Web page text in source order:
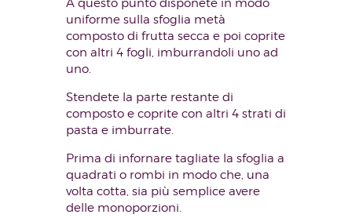
A questo punto disponete in modo
uniforme sulla sfoglia metà
composto di frutta secca e poi coprite
con altri 4 fogli, imburrandoli uno ad
uno.
Stendete la parte restante di
composto e coprite con altri 4 strati di
pasta e imburrate.
Prima di infornare tagliate la sfoglia a
quadrati o rombi in modo che, una
volta cotta, sia più semplice avere
delle monoporzioni.